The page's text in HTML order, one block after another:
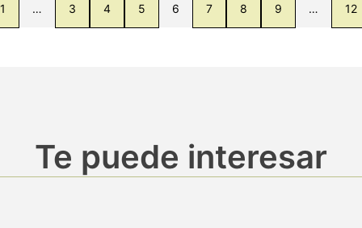
1 … 3 4 5 6 7 8 9 … 12
Te puede interesar